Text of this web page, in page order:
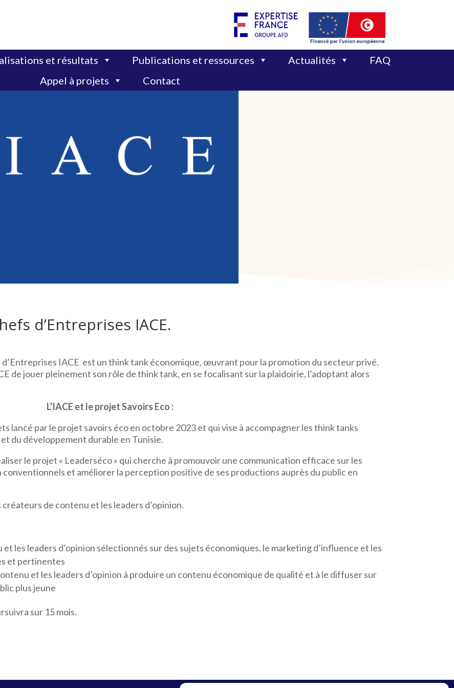
et résultats Publications et ressources Actualités
FAQ
Appel à projets
Contact
d’Entreprises IACE.
d’Entreprises IACE est un think tank économique, œuvrant pour la promotion du secteur privé.
de jouer pleinement son rôle de think tank, en se focalisant sur la plaidoirie, l’adoptant alors
L’IACE et le projet Savoirs Eco :
lancé par le projet savoirs éco en octobre 2023 et qui vise à accompagner les think tanks
du développement durable en Tunisie.
le projet « Leaderséco » qui cherche à promouvoir une communication efficace sur les
conventionnels et améliorer la perception positive de ses productions auprès du public en
de contenu et les leaders d’opinion.
les leaders d’opinion sélectionnés sur des sujets économiques, le marketing d’influence et les
et pertinentes
et les leaders d’opinion à produire un contenu économique de qualité et à le diffuser sur
plus jeune
sur 15 mois.